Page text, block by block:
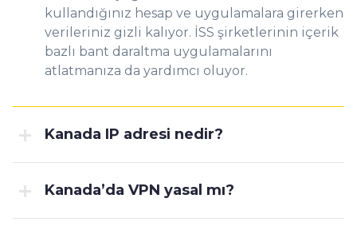
kullandığınız hesap ve uygulamalara girerken
verileriniz gizli kalıyor. İSS şirketlerinin içerik
bazlı bant daraltma uygulamalarını
atlatmanıza da yardımcı oluyor.
Kanada IP adresi nedir?
Kanada’da VPN yasal mı?